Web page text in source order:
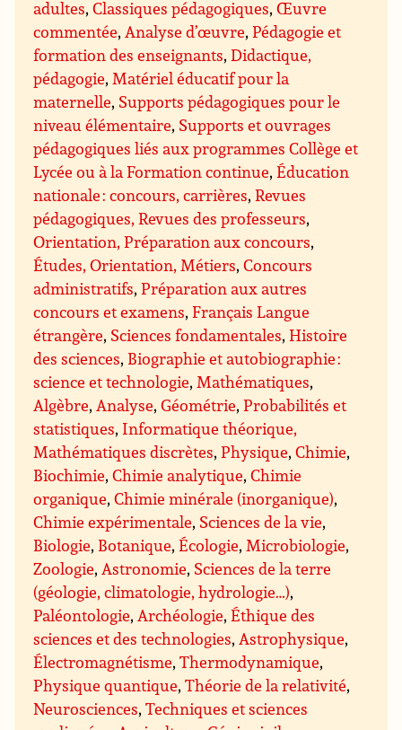
adultes,Classiques pédagogiques,Œuvre
commentée, Analyse d’œuvre,Pédagogie et
formation des enseignants,Didactique,
pédagogie, Matériel éducatif pour la
maternelle, Supports pédagogiques pour le
niveau élémentaire, Supports et ouvrages
pédagogiques liés aux programmes Collège et
Lycée ou à la Formation continue,Éducation
nationale : concours, carrières,Revues
pédagogiques, Revues des professeurs,
Orientation, Préparation aux concours,
Études, Orientation, Métiers,Concours
administratifs,Préparation aux autres
concours et examens,Français Langue
étrangère, Sciences fondamentales,Histoire
des sciences, Biographie et autobiographie :
science et technologie, Mathématiques,
Algèbre, Analyse,Géométrie,Probabilités et
statistiques, Informatique théorique,
Mathématiques discrètes,Physique,Chimie,
Biochimie,Chimie analytique,Chimie
organique,Chimie minérale (inorganique),
Chimie expérimentale, Sciences de la vie,
Biologie, Botanique,Écologie, Microbiologie,
Zoologie, Astronomie, Sciences de la terre
(géologie, climatologie, hydrologie…),
Paléontologie, Archéologie,Éthique des
sciences et des technologies, Astrophysique,
Électromagnétisme,Thermodynamique,
Physique quantique,Théorie de la relativité,
Neurosciences,Techniques et sciences